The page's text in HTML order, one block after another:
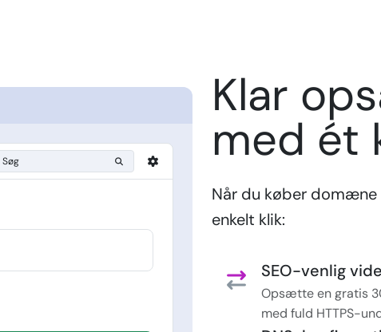
Søg
Klar
med ét
Når du køber domæne
enkelt klik:
SEO-venlig
Opsætte en gratis
med fuld HTTPS-